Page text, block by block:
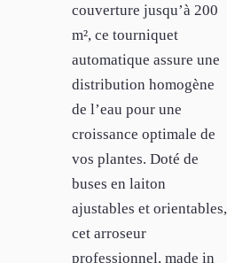
couverture jusqu’à 200
m², ce tourniquet
automatique assure une
distribution homogène
de l’eau pour une
croissance optimale de
vos plantes. Doté de
buses en laiton
ajustables et orientables,
cet arroseur
professionnel, made in